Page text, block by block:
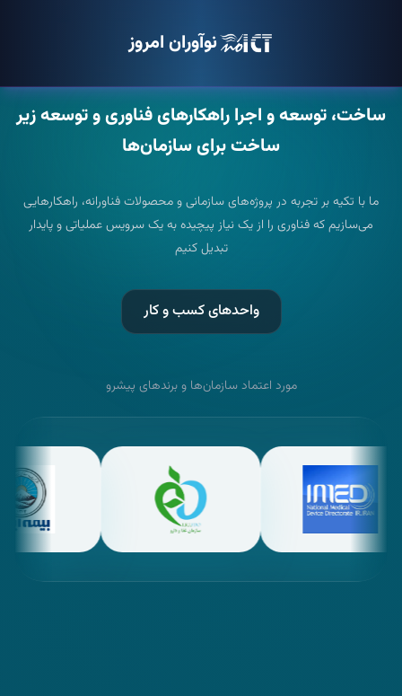
نوآوران امروز
ساخت، توسعه و اجراراهکارهای فناوری و توسعه زیر
ساختبرای سازمان‌ها
ما با تکیه بر تجربه در پروژه‌های سازمانی و محصولات فناورانه، راهکارهایی
می‌سازیم که فناوری را از یک نیاز پیچیده به یک سرویس عملیاتی و پایدار
تبدیل کنیم
واحدهای کسب و کار
مورد اعتماد سازمان‌ها و برندهای پیشرو